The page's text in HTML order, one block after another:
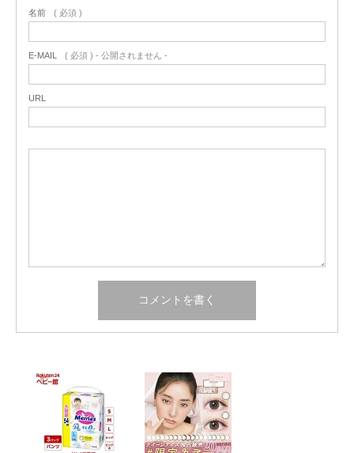
名前 ( 必須 )
E-MAIL ( 必須 ) - 公開されません -
URL